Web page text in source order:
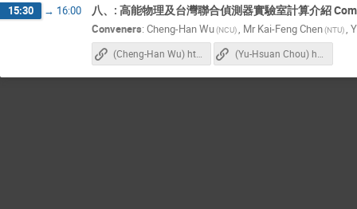
15:30 → 16:00 八、: 高能物理及台灣聯合偵測器實驗室計算介紹
Conveners: Cheng-Han Wu(NCU) Mr Kai-Feng Chen(NTU)
(Cheng-Han Wu) https://github.com/chw1207/RDataFrame-for-HEP-TIDC (Yu-Hsuan Chou) https://github.com/yu-hsuan330/coffea-tutorial/tree/main